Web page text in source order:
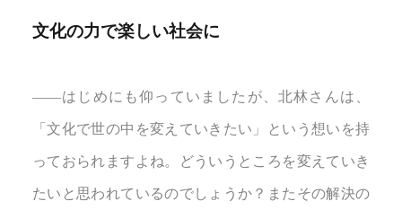
文化の力で楽しい社会に
――はじめにも仰っていましたが、北林さんは、
「文化で世の中を変えていきたい」という想いを持
っておられますよね。どういうところを変えていき
たいと思われているのでしょうか？またその解決の